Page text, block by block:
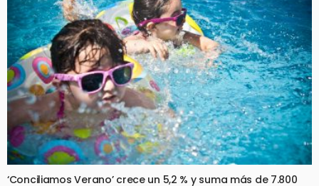
‘Conciliamos Verano’ crece un 5,2 % y suma más de 7.800